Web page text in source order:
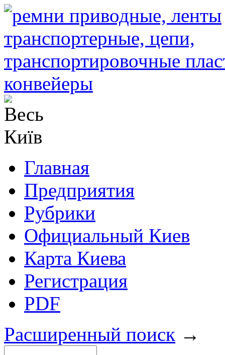
Главная
Предприятия
Рубрики
Официальный Киев
Карта Киева
Регистрация
PDF
Расширенный поиск →